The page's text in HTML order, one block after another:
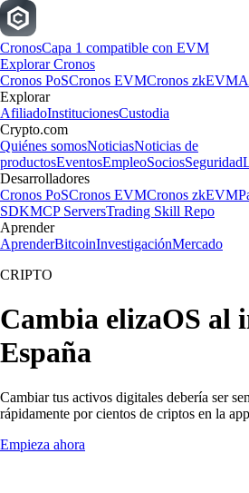
CronosCapa 1 compatible con EVM
Explorar Cronos
Cronos PoSCronos EVMCronos zkEVM
Explorar
AfiliadoInstitucionesCustodia
Crypto.com
Quiénes somosNoticiasNoticias de
productosEventosEmpleoSociosSeguridad
Desarrolladores
Cronos PoSCronos EVMCronos zkEVM
SDKMCP ServersTrading Skill Repo
Aprender
AprenderBitcoinInvestigaciónMercado
CRIPTO
Cambia elizaOS al
España
Cambiar tus activos digitales debería ser
rápidamente por cientos de criptos en la
Empieza ahora